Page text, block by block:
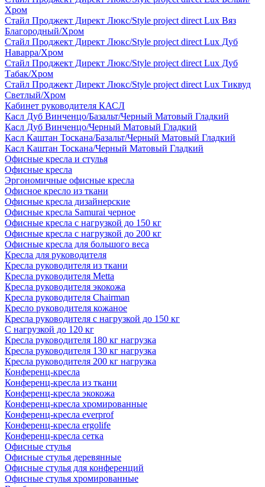
Хром
Стайл Проджект Директ Люкс/Style project direct Lux Вяз
Благородный/Хром
Стайл Проджект Директ Люкс/Style project direct Lux Дуб
Наварра/Хром
Стайл Проджект Директ Люкс/Style project direct Lux Дуб
Табак/Хром
Стайл Проджект Директ Люкс/Style project direct Lux Тиквуд
Светлый/Хром
Кабинет руководителя КАСЛ
Касл Дуб Винченцо/Базальт/Черный Матовый Гладкий
Касл Дуб Винченцо/Черный Матовый Гладкий
Касл Каштан Тоскана/Базальт/Черный Матовый Гладкий
Касл Каштан Тоскана/Черный Матовый Гладкий
Офисные кресла и стулья
Офисные кресла
Эргономичные офисные кресла
Офисное кресло из ткани
Офисные кресла дизайнерские
Офисные кресла Samurai черное
Офисные кресла с нагрузкой до 150 кг
Офисные кресла с нагрузкой до 200 кг
Офисные кресла для большого веса
Кресла для руководителя
Кресла руководителя из ткани
Кресла руководителя Metta
Кресла руководителя экокожа
Кресла руководителя Chairman
Кресло руководителя кожаное
Кресла руководителя с нагрузкой до 150 кг
С нагрузкой до 120 кг
Кресла руководителя 180 кг нагрузка
Кресла руководителя 130 кг нагрузка
Кресла руководителя 200 кг нагрузка
Конференц-кресла
Конференц-кресла из ткани
Конференц-кресла экокожа
Конференц-кресла хромированные
Конференц-кресла everprof
Конференц-кресла ergolife
Конференц-кресла сетка
Офисные стулья
Офисные стулья деревянные
Офисные стулья для конференций
Офисные стулья хромированные